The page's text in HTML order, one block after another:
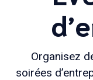
Organisez
soirées